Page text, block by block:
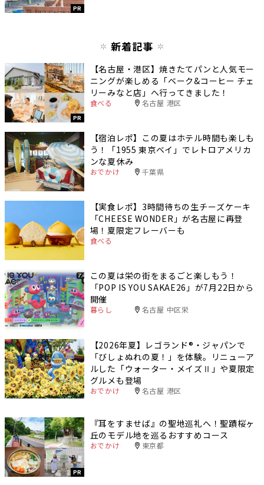
PR
新着記事
PR
【名古屋・港区】焼きたてパンと人気モー
ニングが楽しめる「ベーク&コーヒー チェ
リーみなと店」へ行ってきました！
食べる 名古屋 港区
【宿泊レポ】この夏はホテル時間も楽しも
う！「1955 東京ベイ」でレトロアメリカ
ンな夏休み
おでかけ 千葉県
【実食レポ】3時間待ちの生チーズケーキ
「CHEESE WONDER」が名古屋に再登
場！夏限定フレーバーも
食べる
この夏は栄の街をまるごと楽しもう！
「POP IS YOU SAKAE26」が7月22日から
開催
暮らし 名古屋 中区栄
【2026年夏】レゴランド®・ジャパンで
「びしょぬれの夏！」を体験。リニューア
ルした「ウォーター・メイズⅡ」や夏限定
グルメも登場
おでかけ 名古屋 港区
PR
『耳をすませば』の聖地巡礼へ！聖蹟桜ヶ
丘のモデル地を巡るおすすめコース
おでかけ 東京都